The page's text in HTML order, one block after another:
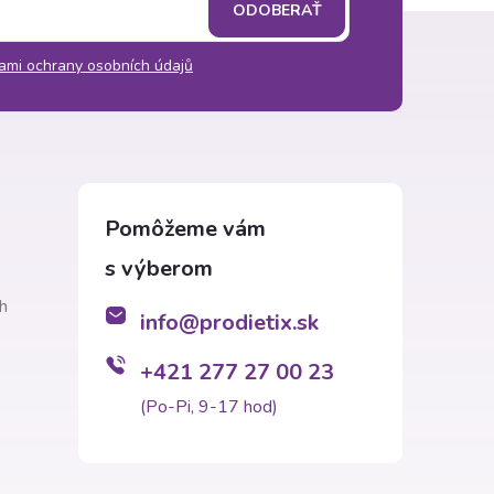
ochrany osobních údajů
ODOBERAŤ
info@prodietix.sk
+421 277 27 00 23
(Po-Pi, 9-17 hod)